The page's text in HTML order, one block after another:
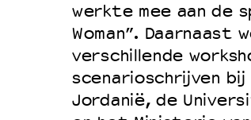
werkte mee aan de
Woman”. Daarnaast
verschillende
scenarioschrijven bij
Jordanië, de